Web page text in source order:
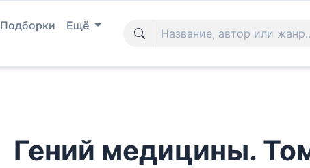
Подборки Ещё
Гений медицины.